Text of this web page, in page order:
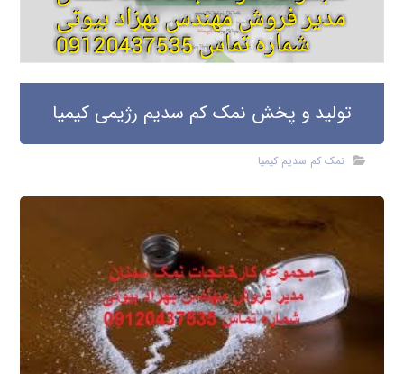
تولید و پخش نمک کم سدیم رژیمی کیمیا
نمک کم سدیم کیمیا